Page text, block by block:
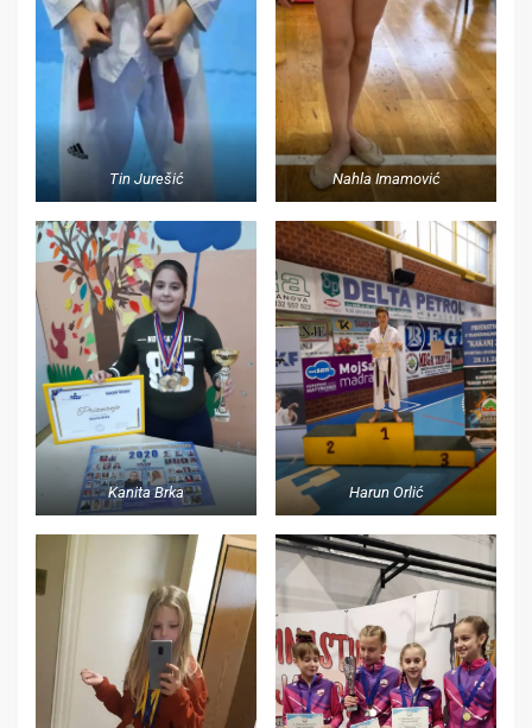
Tin Jurešić Nahla Imamović
Kanita Brka Harun Orlić